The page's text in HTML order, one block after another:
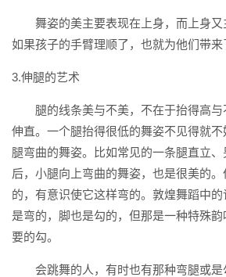
舞姿的美主要表现在上身，而上身又
如果孩子的手臂理顺了，也就为他们带来
3.伸腿的艺术
腿的线条美与不美，不在于抬得高与
伸直。一个腿抬得很低的舞姿不见得就
腿弯曲的舞姿。比如常见的一条腿直立
后，小腿向上弯曲的舞姿，也是很美的
的，有意识使它这样弯的。敦煌舞蹈中
是弯的，脚也是勾的，但那是一种特殊
要的勾。
会跳舞的人，有时也有那种弯腿或是